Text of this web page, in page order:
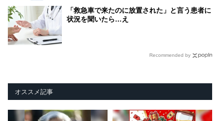
「救急車で来たのに放置された」と言う患者に
状況を聞いたら…え
Recommended by
オススメ記事